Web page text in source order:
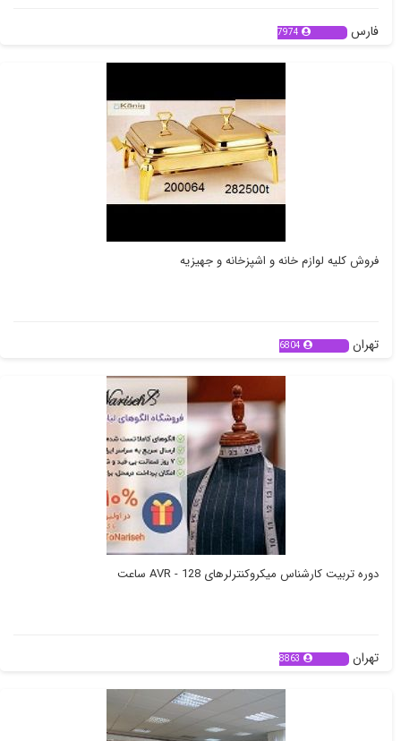
فارس 7974
فروش کلیه لوازم خانه و اشپزخانه و جهیزیه
تهران 6804
دوره تربیت کارشناس میکروکنترلرهای AVR - 128 ساعت
تهران 8863